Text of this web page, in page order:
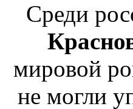
Среди
мировой
не могли